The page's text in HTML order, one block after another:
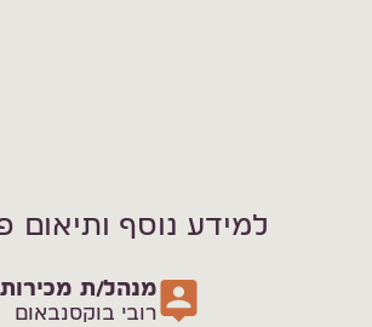
למידע נוסף ותיאום
מנהל/ת מכירות
רובי בוקסנבאום